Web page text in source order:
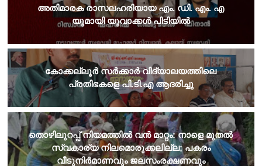
അതിമാരക രാസലഹരിയായ എം. ഡി. എം. എ
യുമായി യുവാക്കൾ പിടിയിൽ
കോക്കല്ലൂർ സർക്കാർ വിദ്യാലയത്തിലെ
പ്രതിഭകളെ പി.ടി.എ ആദരിച്ചു
തൊഴിലുറപ്പ് നിയമത്തില്‍ വന്‍ മാറ്റം: നാളെ മുതല്‍
സ്വകാര്യ നിലമൊരുക്കലില്ല; പകരം
വീടുനിര്‍മാണവും ജലസംരക്ഷണവും